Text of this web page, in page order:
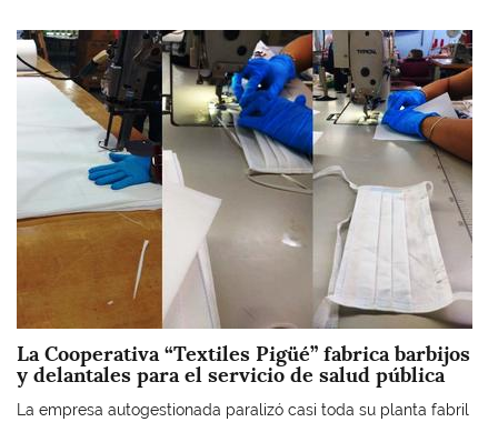
Imagen
La Cooperativa “Textiles Pigüé” fabrica barbijos
y delantales para el servicio de salud pública
La empresa autogestionada paralizó casi toda su planta fabril